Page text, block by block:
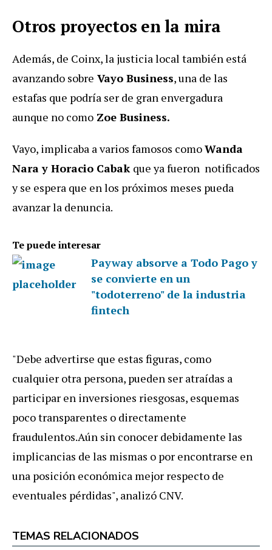
Otros proyectos en la mira
Además, de Coinx, la justicia local también está
avanzando sobre Vayo Business, una de las
estafas que podría ser de gran envergadura
aunque no como Zoe Business.
Vayo, implicaba a varios famosos comoWanda
Nara y Horacio Cabak que ya fueron notificados
y se espera que en los próximos meses pueda
avanzar la denuncia.
Te puede interesar
Payway absorve a Todo Pago y
se convierte en un
"todoterreno" de la industria
fintech
"Debe advertirse que estas figuras, como
cualquier otra persona, pueden ser atraídas a
participar en inversiones riesgosas, esquemas
poco transparentes o directamente
fraudulentos.Aún sin conocer debidamente las
implicancias de las mismas o por encontrarse en
una posición económica mejor respecto de
eventuales pérdidas", analizó CNV.
TEMAS RELACIONADOS